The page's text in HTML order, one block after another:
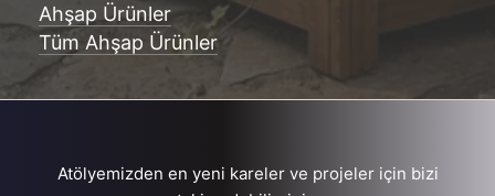
Ahşap Ürünler
Tüm Ahşap Ürünler
Atölyemizden en yeni kareler ve projeler için bizi